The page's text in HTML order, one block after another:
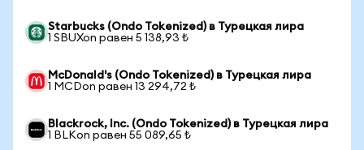
Starbucks (Ondo Tokenized) в Турецкая лира
1 SBUXon равен 5 138,93 ₺
McDonald's (Ondo Tokenized) в Турецкая лира
1 MCDon равен 13 294,72 ₺
Blackrock, Inc. (Ondo Tokenized) в Турецкая лира
1 BLKon равен 55 089,65 ₺